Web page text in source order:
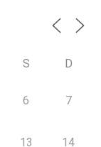
S D
6 7
13 14